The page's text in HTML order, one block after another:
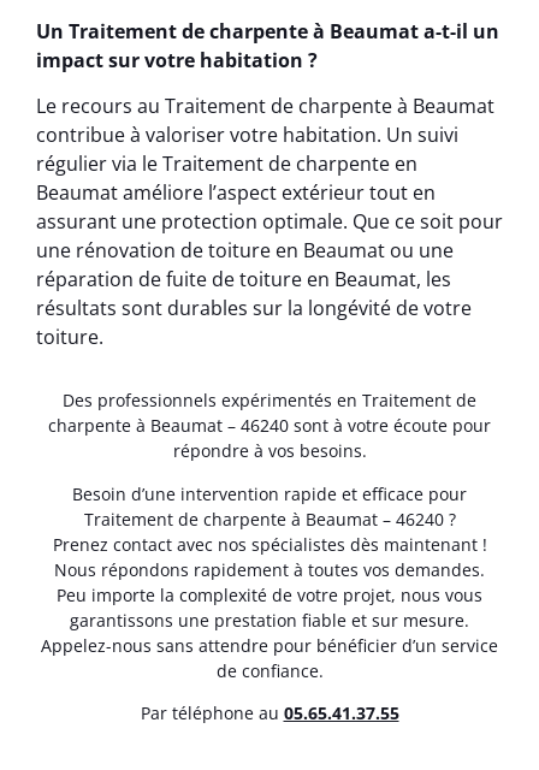
Un Traitement de charpente à Beaumat a-t-il un
impact sur votre habitation ?
Le recours au Traitement de charpente à Beaumat
contribue à valoriser votre habitation. Un suivi
régulier via le Traitement de charpente en
Beaumat améliore l’aspect extérieur tout en
assurant une protection optimale. Que ce soit pour
une rénovation de toiture en Beaumat ou une
réparation de fuite de toiture en Beaumat, les
résultats sont durables sur la longévité de votre
toiture.
Des professionnels expérimentés en Traitement de
charpente à Beaumat – 46240 sont à votre écoute pour
répondre à vos besoins.
Besoin d’une intervention rapide et efficace pour
Traitement de charpente à Beaumat – 46240 ?
Prenez contact avec nos spécialistes dès maintenant !
Nous répondons rapidement à toutes vos demandes.
Peu importe la complexité de votre projet, nous vous
garantissons une prestation fiable et sur mesure.
Appelez-nous sans attendre pour bénéficier d’un service
de confiance.
Par téléphone au 05.65.41.37.55